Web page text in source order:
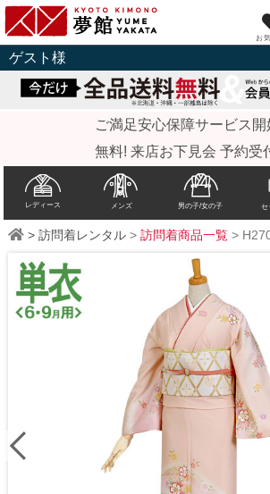
ゲスト 様
ご満足安心保障サービス開
無料! 来店お下見会 予約受
レディース メンズ 男の子/女の子 セ
> 訪問着レンタル> 訪問着商品一覧>